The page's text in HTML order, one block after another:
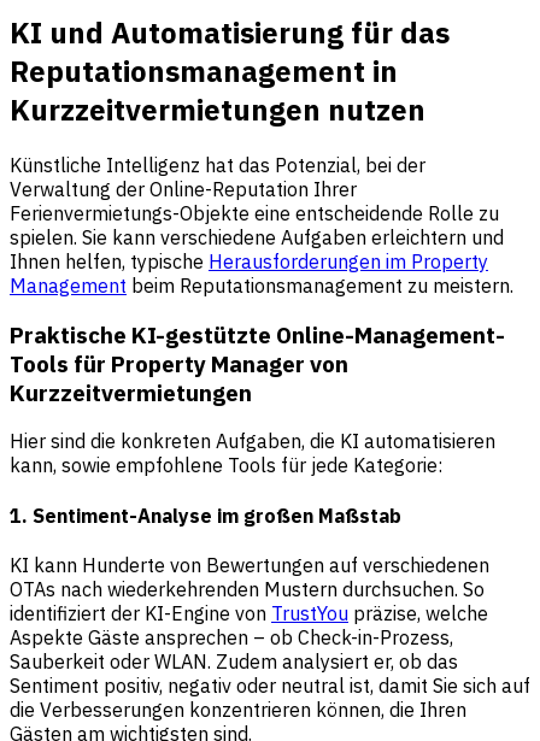
KI und Automatisierung für das
Reputationsmanagement in
Kurzzeitvermietungen nutzen
Künstliche Intelligenz hat das Potenzial, bei der
Verwaltung der Online-Reputation Ihrer
Ferienvermietungs-Objekte eine entscheidende Rolle zu
spielen. Sie kann verschiedene Aufgaben erleichtern und
Ihnen helfen, typische Herausforderungen im Property
Management beim Reputationsmanagement zu meistern.
Praktische KI-gestützte Online-Management-
Tools für Property Manager von
Kurzzeitvermietungen
Hier sind die konkreten Aufgaben, die KI automatisieren
kann, sowie empfohlene Tools für jede Kategorie:
1. Sentiment-Analyse im großen Maßstab
KI kann Hunderte von Bewertungen auf verschiedenen
OTAs nach wiederkehrenden Mustern durchsuchen. So
identifiziert der KI-Engine von TrustYou präzise, welche
Aspekte Gäste ansprechen – ob Check-in-Prozess,
Sauberkeit oder WLAN. Zudem analysiert er, ob das
Sentiment positiv, negativ oder neutral ist, damit Sie sich auf
die Verbesserungen konzentrieren können, die Ihren
Gästen am wichtigsten sind.